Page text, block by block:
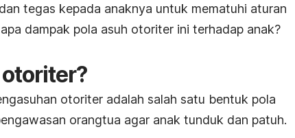
tegas kepada anaknya untuk mematuhi aturan
dampak pola asuh otoriter ini terhadap anak?
otoriter adalah salah satu bentuk pola
orangtua agar anak tunduk dan patuh.